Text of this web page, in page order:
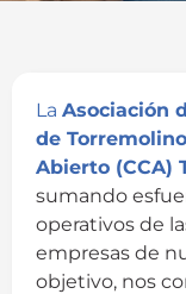
La Asociación
de
Abierto (CCA)
sumando
operativos de
empresas de
objetivo, nos